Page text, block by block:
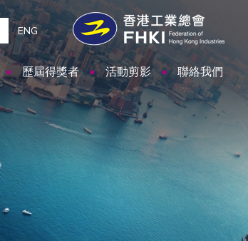
ENG
歷屆得獎者 活動剪影 聯絡我們